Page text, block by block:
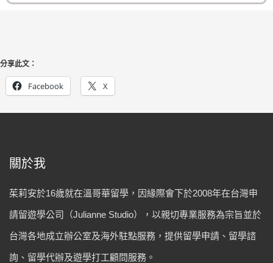
分享此文：
Facebook X
關於我
茱莉安於16歲就在溫哥華留學，因緣際會下於2008年在台灣申
請留遊學公司（Julianne Studio），以親切專業服務為宗旨並於
台灣各地成立辦公室及海外駐點服務，提供留學申請、留學諮
詢、留學代辦及遊學打工顧問服務。